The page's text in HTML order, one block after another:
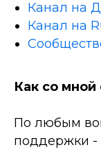
Канал на
Канал на
Как со мной
По любым
поддержки -